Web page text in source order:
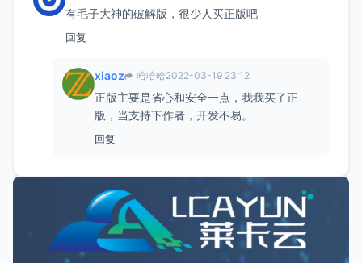
有毛子大神的破解版，很少人买正版吧
回复
xiaoz 哈哈哈2022-03-19 23:12
正版主要是省心和安全一点，我我买了正
版，当支持下作者，开发不易。
回复